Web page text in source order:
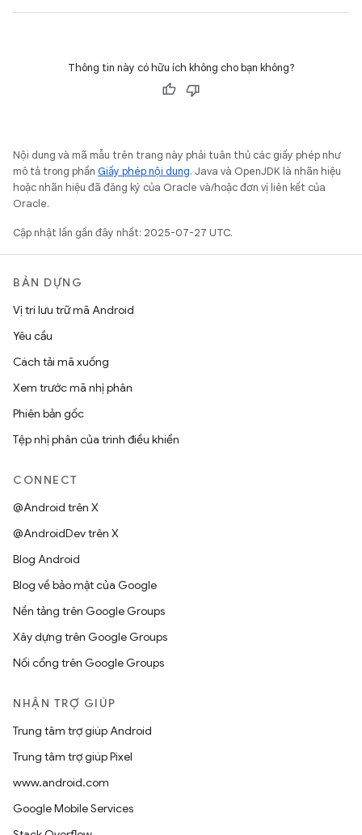
Thông tin này có hữu ích không cho bạn không?
Nội dung và mã mẫu trên trang này phải tuân thủ các giấy phép như
mô tả trong phần Giấy phép nội dung. Java và OpenJDK là nhãn hiệu
hoặc nhãn hiệu đã đăng ký của Oracle và/hoặc đơn vị liên kết của
Oracle.
Cập nhật lần gần đây nhất: 2025-07-27 UTC.
BẢN DỰNG
Vị trí lưu trữ mã Android
Yêu cầu
Cách tải mã xuống
Xem trước mã nhị phân
Phiên bản gốc
Tệp nhị phân của trình điều khiển
CONNECT
@Android trên X
@AndroidDev trên X
Blog Android
Blog về bảo mật của Google
Nền tảng trên Google Groups
Xây dựng trên Google Groups
Nối cổng trên Google Groups
NHẬN TRỢ GIÚP
Trung tâm trợ giúp Android
Trung tâm trợ giúp Pixel
www.android.com
Google Mobile Services